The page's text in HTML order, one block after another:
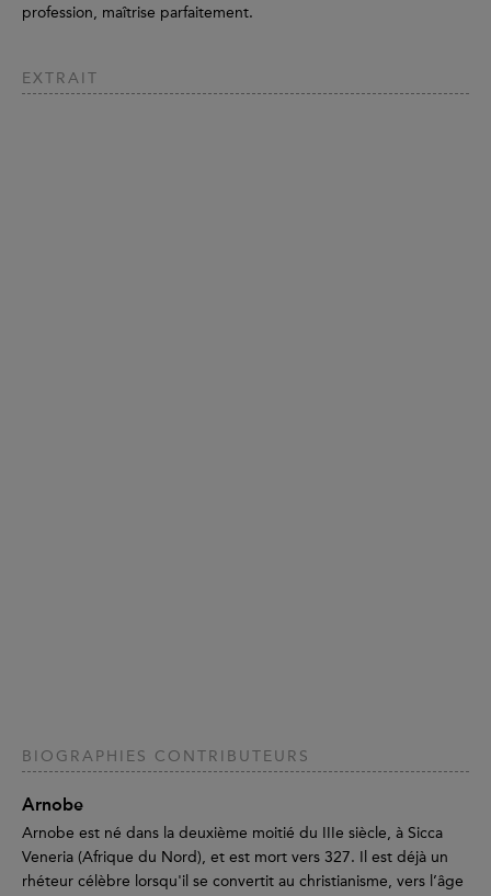
profession, maîtrise parfaitement.
EXTRAIT
BIOGRAPHIES CONTRIBUTEURS
Arnobe
Arnobe est né dans la deuxième moitié du IIIe siècle, à Sicca
Veneria (Afrique du Nord), et est mort vers 327. Il est déjà un
rhéteur célèbre lorsqu'il se convertit au christianisme, vers l’âge